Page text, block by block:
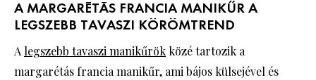
A MARGARÉTÁS FRANCIA MANIKŰR A
LEGSZEBB TAVASZI KÖRÖMTREND
A legszebb tavaszi manikűrök közé tartozik a
margarétás francia manikűr, ami bájos külsejével és